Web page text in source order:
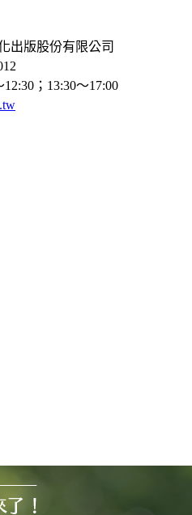
出版股份有限公司
；13:30～17:00